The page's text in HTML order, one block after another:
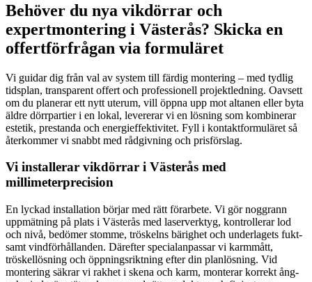
Behöver du nya vikdörrar och
expertmontering i Västerås? Skicka en
offertförfrågan via formuläret
Vi guidar dig från val av system till färdig montering – med tydlig
tidsplan, transparent offert och professionell projektledning. Oavsett
om du planerar ett nytt uterum, vill öppna upp mot altanen eller byta
äldre dörrpartier i en lokal, levererar vi en lösning som kombinerar
estetik, prestanda och energieffektivitet. Fyll i kontaktformuläret så
återkommer vi snabbt med rådgivning och prisförslag.
Vi installerar vikdörrar i Västerås med
millimeterprecision
En lyckad installation börjar med rätt förarbete. Vi gör noggrann
uppmätning på plats i Västerås med laserverktyg, kontrollerar lod
och nivå, bedömer stomme, tröskelns bärighet och underlagets fukt-
samt vindförhållanden. Därefter specialanpassar vi karmmått,
tröskellösning och öppningsriktning efter din planlösning. Vid
montering säkrar vi rakhet i skena och karm, monterar korrekt ång-